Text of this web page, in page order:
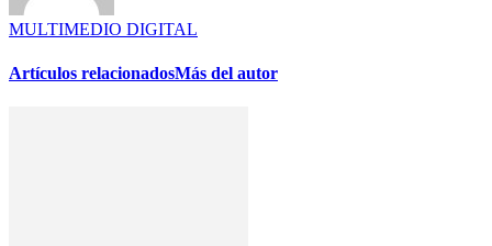
MULTIMEDIO DIGITAL
Artículos relacionadosMás del autor